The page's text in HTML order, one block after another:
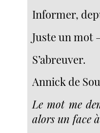
Informer,
Juste un mot
S’abreuver.
Annick de
Le mot me
alors un face